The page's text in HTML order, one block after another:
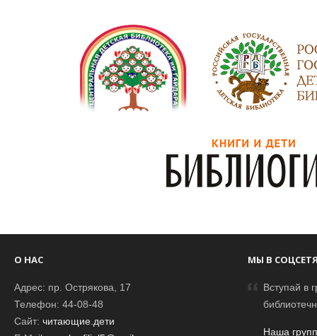
О НАС
Адрес: пр. Острякова, 17
Телефон: 44-08-48
Сайт: читающие.дети
МЫ В
Вступай в
Наша